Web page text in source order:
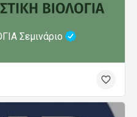
Σεμινάριο